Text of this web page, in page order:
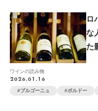
ワインの読み物
2026.01.16
ロ
な
た
ブルゴーニュ ボルドー